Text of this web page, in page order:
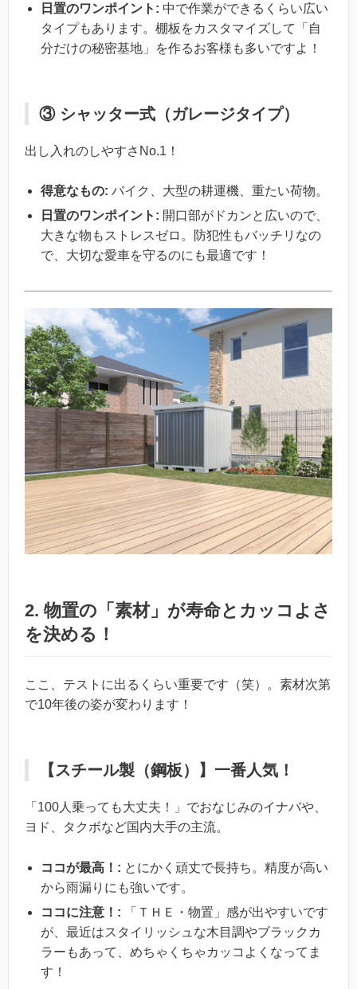
日置のワンポイント: 中で作業ができるくらい広い
タイプもあります。棚板をカスタマイズして「自
分だけの秘密基地」を作るお客様も多いですよ！
③ シャッター式（ガレージタイプ）
出し入れのしやすさNo.1！
得意なもの: バイク、大型の耕運機、重たい荷物。
日置のワンポイント: 開口部がドカンと広いので、
大きな物もストレスゼロ。防犯性もバッチリなの
で、大切な愛車を守るのにも最適です！
2. 物置の「素材」が寿命とカッコよさ
を決める！
ここ、テストに出るくらい重要です（笑）。素材次第
で10年後の姿が変わります！
【スチール製（鋼板）】一番人気！
「100人乗っても大丈夫！」でおなじみのイナバや、
ヨド、タクボなど国内大手の主流。
ココが最高！: とにかく頑丈で長持ち。精度が高い
から雨漏りにも強いです。
ココに注意！: 「ＴＨＥ・物置」感が出やすいです
が、最近はスタイリッシュな木目調やブラックカ
ラーもあって、めちゃくちゃカッコよくなってま
す！